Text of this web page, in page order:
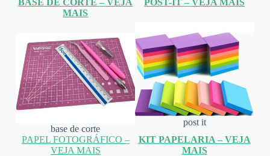
MAIS
base de corte
post it
PAPEL FOTOGRÁFICO –
VEJA MAIS
KIT PAPELARIA – VEJA
MAIS